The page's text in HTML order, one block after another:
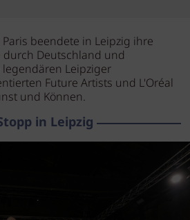
Paris beendete in Leipzig ihre
durch Deutschland und
Leipziger
Future Artists und L'Oréal
und Können.
in Leipzig